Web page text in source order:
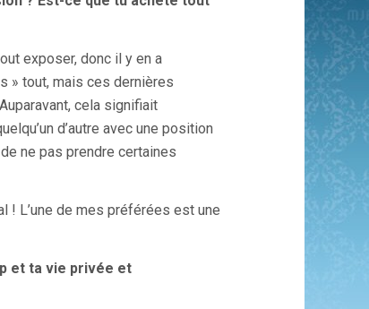
exposer, donc il y en a
» tout, mais ces dernières
cela signifiait
d’autre avec une position
ne pas prendre certaines
! L’une de mes préférées est une
et ta vie privée et